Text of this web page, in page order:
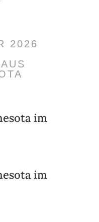
2026
im
im